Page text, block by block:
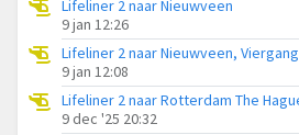
Lifeliner 2 naar Nieuwveen
9 jan 12:26
Lifeliner 2 naar Nieuwveen, Viergang
9 jan 12:08
9 dec '25 20:32